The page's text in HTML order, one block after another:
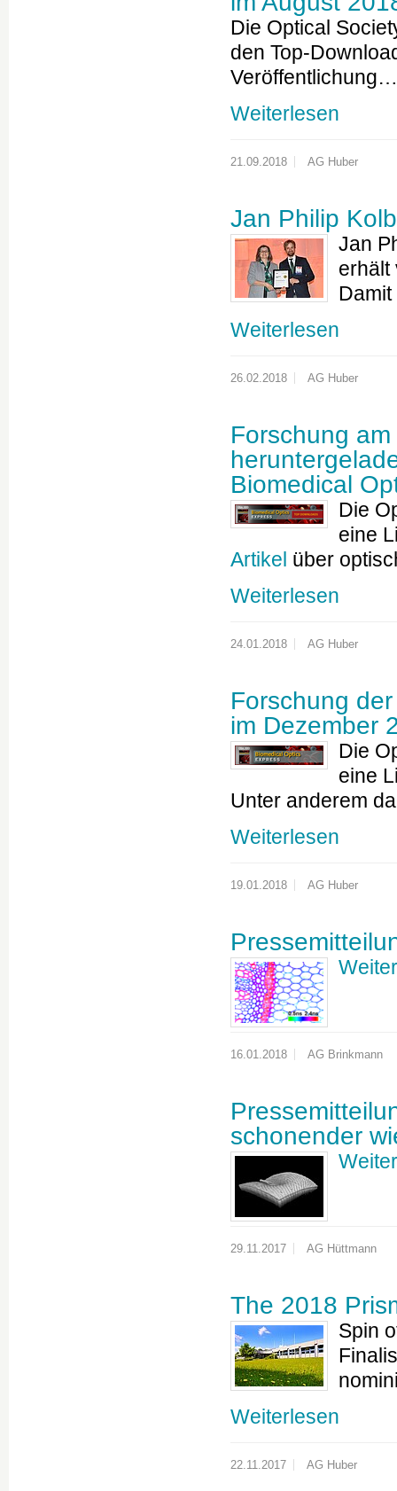
Die Optical
den Top-
Veröffentlichung…
Weiterlesen
21.09.2018 AG Huber
Jan Philip
Jan
erhält
Weiterlesen
26.02.2018 AG Huber
Forschung
Biomedical
Die
eine
Artikel über
Weiterlesen
24.01.2018 AG Huber
Forschung
im Dezember
Die
eine
Unter anderem
Weiterlesen
19.01.2018 AG Huber
16.01.2018 AG Brinkmann
schonender
29.11.2017 AG Hüttmann
The 2018
Spin
Weiterlesen
22.11.2017 AG Huber